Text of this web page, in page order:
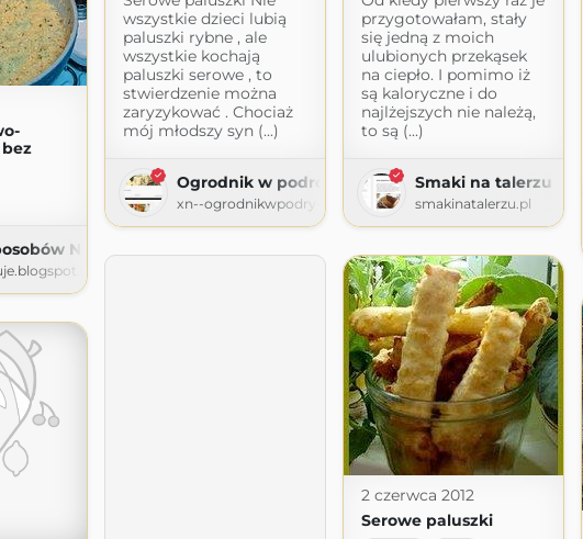
wszystkie dzieci lubią
paluszki rybne , ale
wszystkie kochają
paluszki serowe , to
stwierdzenie można
zaryzykować . Chociaż
mój młodszy syn (...)
Ogrodnik w podróży
xn--ogrodnikwpodry-xob60t.pl
przygotowałam, stały
się jedną z moich
ulubionych przekąsek
na ciepło. I pomimo iż
są kaloryczne i do
najlżejszych nie należą,
to są (...)
Smaki na talerzu
smakinatalerzu.pl
Na Proste Tanie Fit Dania
2 czerwca 2012
Serowe paluszki